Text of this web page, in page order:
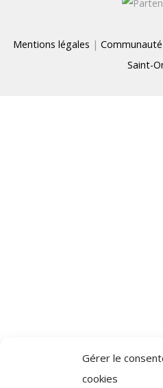
Gérer le
cookies
Mentions légales |
Saint-